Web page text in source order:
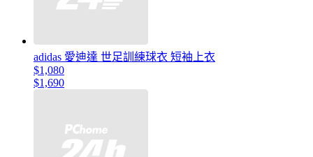
adidas 愛迪達 世足訓練球衣 短袖上衣
$1,080
$1,690